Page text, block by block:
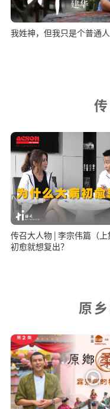
我姓神，但我只是个普通
传召大人物 | 李宗伟篇（
初愈就想复出？
原